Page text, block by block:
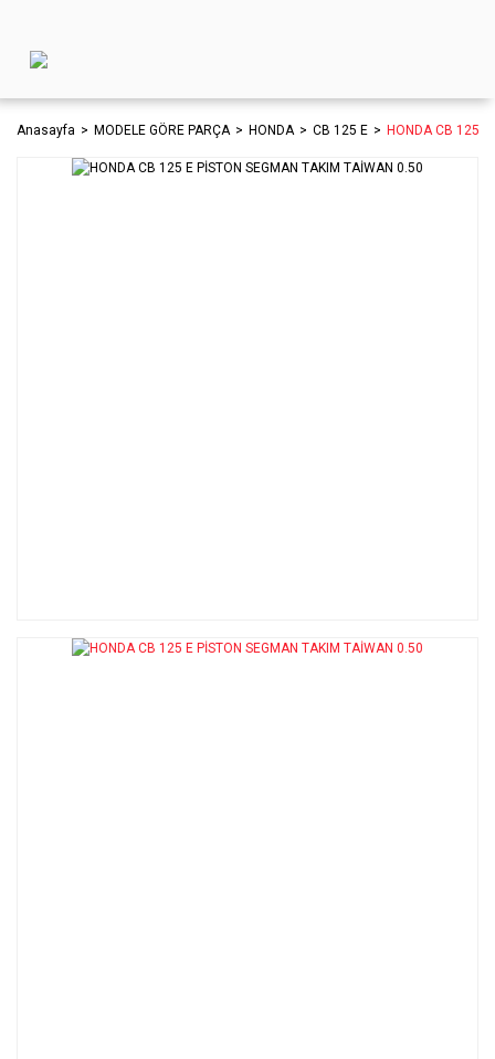
Anasayfa MODELE GÖRE PARÇA HONDA CB 125 E HONDA CB 125